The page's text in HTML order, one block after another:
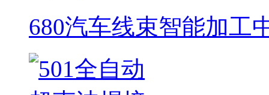
680汽车线束智能加工